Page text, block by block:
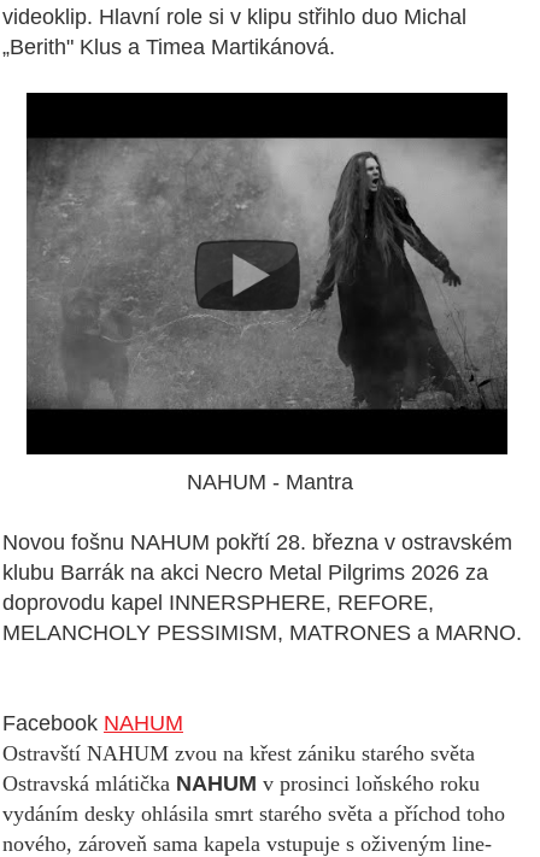
videoklip. Hlavní role si v klipu střihlo duo Michal
„Berith" Klus a Timea Martikánová.
NAHUM - Mantra
Novou fošnu NAHUM pokřtí 28. března v ostravském
klubu Barrák na akci Necro Metal Pilgrims 2026 za
doprovodu kapel INNERSPHERE, REFORE,
MELANCHOLY PESSIMISM, MATRONES a MARNO.
Facebook NAHUM
Ostravští NAHUM zvou na křest zániku starého světa
Ostravská mlátička NAHUM v prosinci loňského roku
vydáním desky ohlásila smrt starého světa a příchod toho
nového, zároveň sama kapela vstupuje s oživeným line-